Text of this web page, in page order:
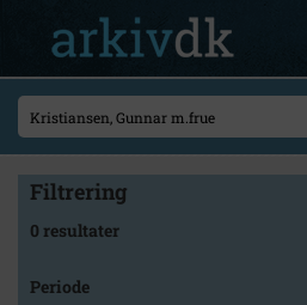
Filtrering
0 resultater
Periode